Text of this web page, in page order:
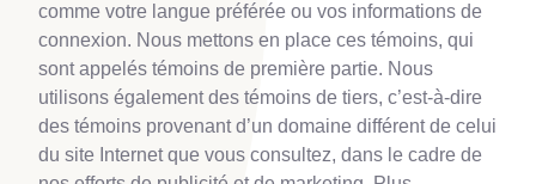
comme votre langue préférée ou vos informations de
connexion. Nous mettons en place ces témoins, qui
sont appelés témoins de première partie. Nous
utilisons également des témoins de tiers, c’est-à-dire
des témoins provenant d’un domaine différent de celui
du site Internet que vous consultez, dans le cadre de